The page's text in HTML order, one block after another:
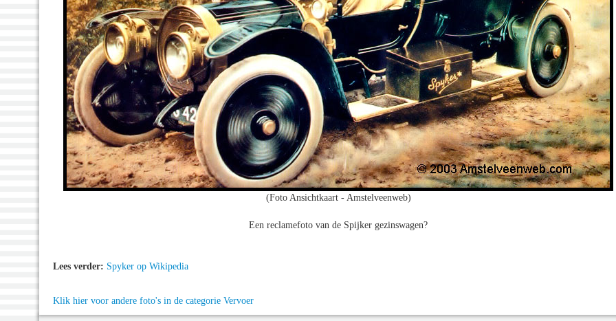
(Foto Ansichtkaart - Amstelveenweb)
Een reclamefoto van de Spijker gezinswagen?
Lees verder: Spyker op Wikipedia
Klik hier voor andere foto's in de categorie Vervoer